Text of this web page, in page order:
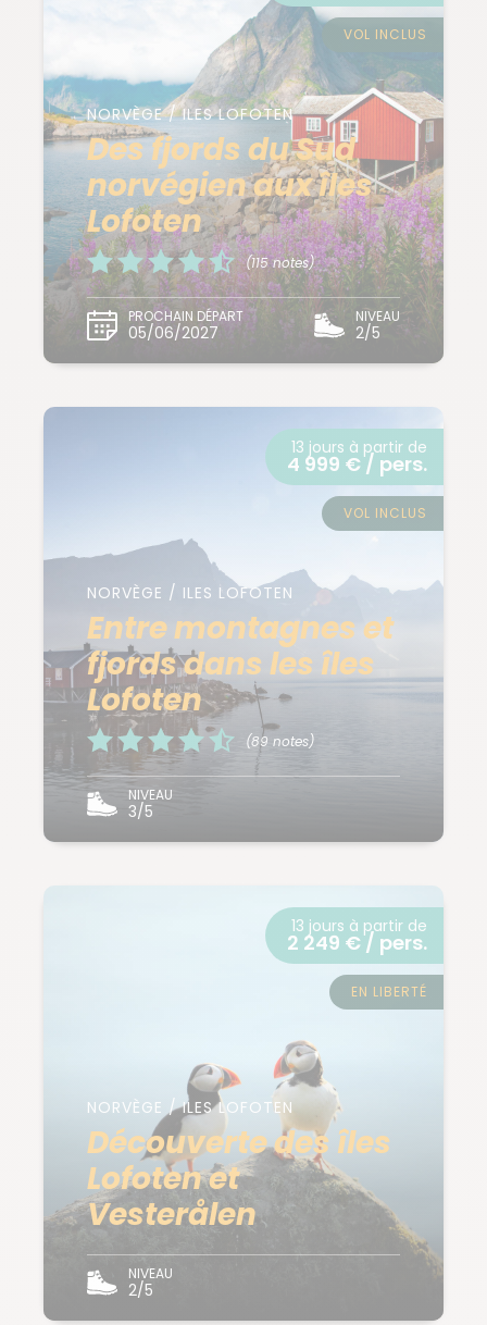
NORVÈGE / ILES LOFOTEN
Des fjords du Sud
norvégien aux îles
Lofoten
(115 notes)
PROCHAIN DÉPART
05/06/2027
NIVEAU
2/5
VOL INCLUS
NORVÈGE / ILES LOFOTEN
Entre montagnes et
fjords dans les îles
Lofoten
(89 notes)
NIVEAU
3/5
13 jours à partir de
4 999 € / pers.
VOL INCLUS
NORVÈGE / ILES LOFOTEN
Découverte des îles
Lofoten et
Vesterålen
NIVEAU
2/5
13 jours à partir de
2 249 € / pers.
EN LIBERTÉ